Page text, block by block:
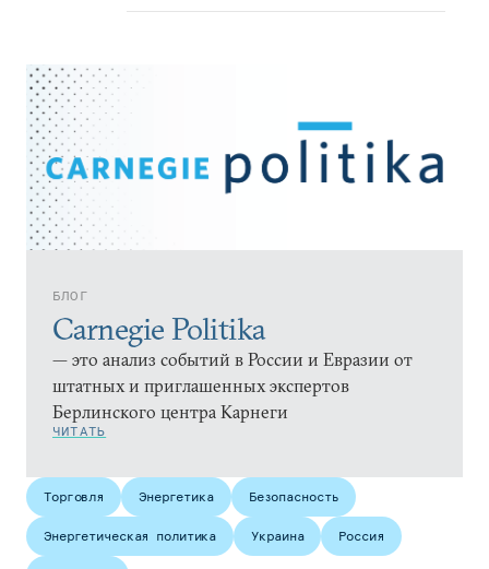
БЛОГ
Carnegie Politika
— это анализ событий в России и Евразии от
штатных и приглашенных экспертов
Берлинского центра Карнеги
ЧИТАТЬ
Торговля Энергетика Безопасность
Энергетическая политика Украина Россия